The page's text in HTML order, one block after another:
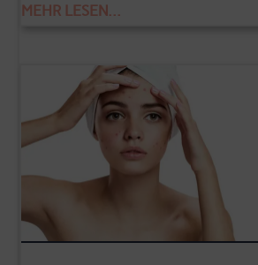
MEHR LESEN...